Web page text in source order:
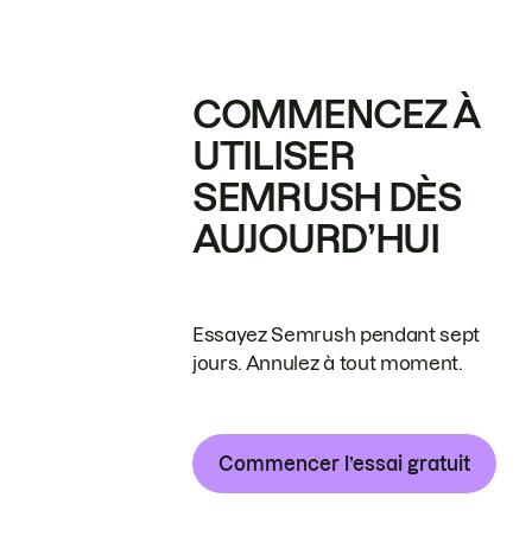
COMMENCEZ À
UTILISER
SEMRUSH DÈS
AUJOURD’HUI
Essayez Semrush pendant sept
jours. Annulez à tout moment.
Commencer l’essai gratuit